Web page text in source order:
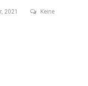
2021
Keine